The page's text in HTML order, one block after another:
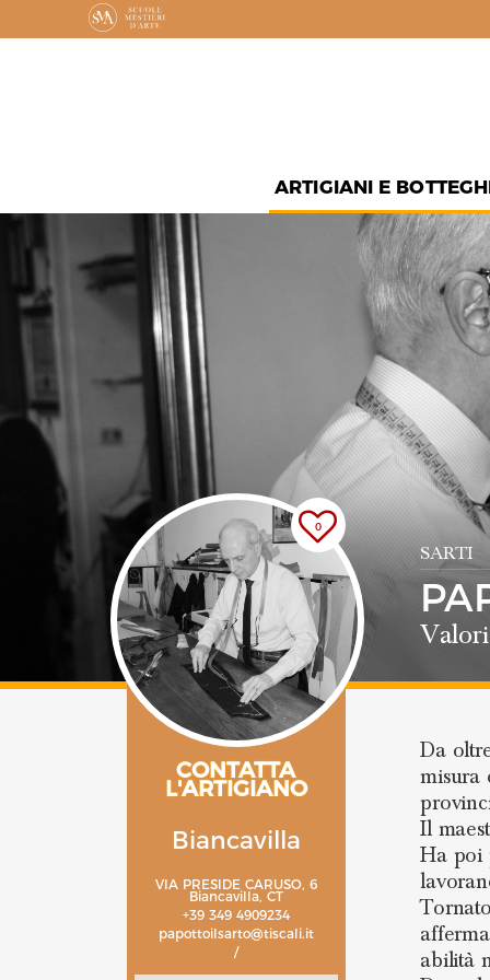
ARTIGIANI E
0
CONTATTA
L'ARTIGIANO
Biancavilla
VIA PRESIDE CARUSO, 6
Biancavilla, CT
+39 349 4909234
papottoilsarto@tiscali.it
/
SARTI
Da
misura
Il
Ha poi
abilità